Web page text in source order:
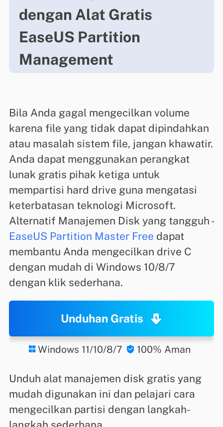
dengan Alat Gratis
EaseUS Partition
Management
Bila Anda gagal mengecilkan volume
karena file yang tidak dapat dipindahkan
atau masalah sistem file, jangan khawatir.
Anda dapat menggunakan perangkat
lunak gratis pihak ketiga untuk
mempartisi hard drive guna mengatasi
keterbatasan teknologi Microsoft.
Alternatif Manajemen Disk yang tangguh -
EaseUS Partition Master Free dapat
membantu Anda mengecilkan drive C
dengan mudah di Windows 10/8/7
dengan klik sederhana.
Unduhan Gratis
 Windows 11/10/8/7  100% Aman
Unduh alat manajemen disk gratis yang
mudah digunakan ini dan pelajari cara
mengecilkan partisi dengan langkah-